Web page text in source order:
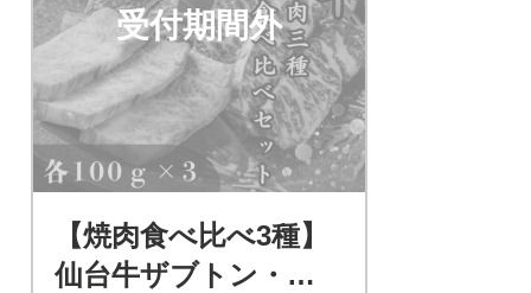
受付期間外
【焼肉食べ比べ3種】
仙台牛ザブトン・ト